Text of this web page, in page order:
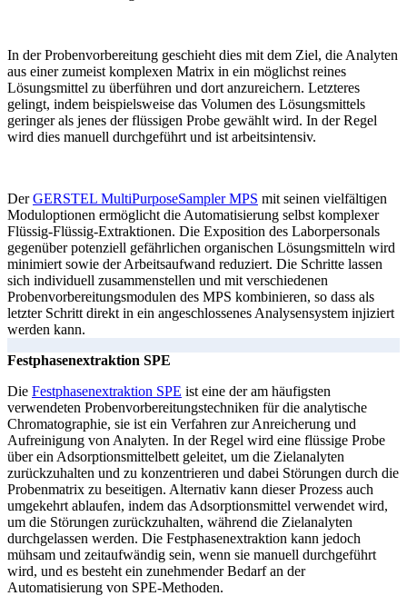
In der Probenvorbereitung geschieht dies mit dem Ziel, die Analyten
aus einer zumeist komplexen Matrix in ein möglichst reines
Lösungsmittel zu überführen und dort anzureichern. Letzteres
gelingt, indem beispielsweise das Volumen des Lösungsmittels
geringer als jenes der flüssigen Probe gewählt wird. In der Regel
wird dies manuell durchgeführt und ist arbeitsintensiv.
DerGERSTEL MultiPurposeSampler MPS mit seinen vielfältigen
Moduloptionen ermöglicht die Automatisierung selbst komplexer
Flüssig-Flüssig-Extraktionen. Die Exposition des Laborpersonals
gegenüber potenziell gefährlichen organischen Lösungsmitteln wird
minimiert sowie der Arbeitsaufwand reduziert. Die Schritte lassen
sich individuell zusammenstellen und mit verschiedenen
Probenvorbereitungsmodulen des MPS kombinieren, so dass als
letzter Schritt direkt in ein angeschlossenes Analysensystem injiziert
werden kann.
Festphasenextraktion SPE
Die Festphasenextraktion SPE ist eine der am häufigsten
verwendeten Probenvorbereitungstechniken für die analytische
Chromatographie, sie ist ein Verfahren zur Anreicherung und
Aufreinigung von Analyten. In der Regel wird eine flüssige Probe
über ein Adsorptionsmittelbett geleitet, um die Zielanalyten
zurückzuhalten und zu konzentrieren und dabei Störungen durch die
Probenmatrix zu beseitigen. Alternativ kann dieser Prozess auch
umgekehrt ablaufen, indem das Adsorptionsmittel verwendet wird,
um die Störungen zurückzuhalten, während die Zielanalyten
durchgelassen werden. Die Festphasenextraktion kann jedoch
mühsam und zeitaufwändig sein, wenn sie manuell durchgeführt
wird, und es besteht ein zunehmender Bedarf an der
Automatisierung von SPE-Methoden.